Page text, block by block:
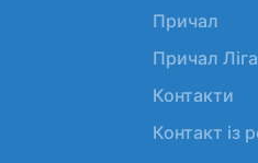
Причал
Причал Ліга
Контакти
Контакт із